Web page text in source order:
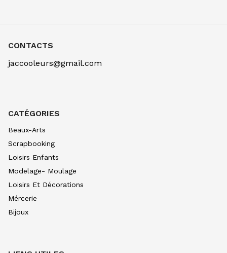
CONTACTS
jaccooleurs@gmail.com
CATÉGORIES
Beaux-Arts
Scrapbooking
Loisirs Enfants
Modelage- Moulage
Loisirs Et Décorations
Mércerie
Bijoux